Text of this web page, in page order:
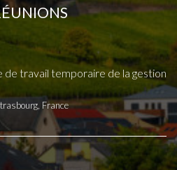
de travail temporaire de la gestion
France